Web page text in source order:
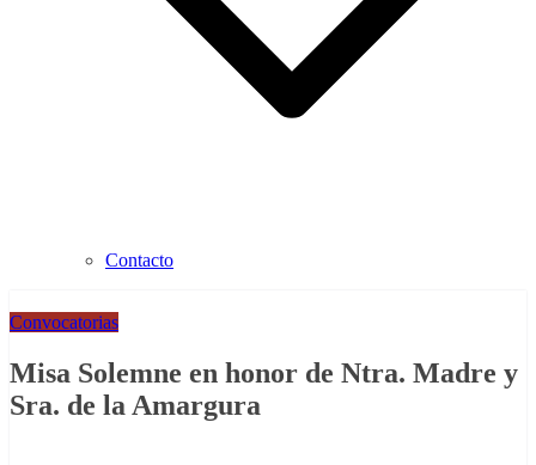
Contacto
Convocatorias
Misa Solemne en honor de Ntra. Madre y
Sra. de la Amargura